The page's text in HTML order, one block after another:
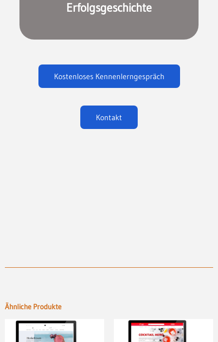
Erfolgsgeschichte
Kostenloses Kennenlerngespräch
Kontakt
Ähnliche Produkte